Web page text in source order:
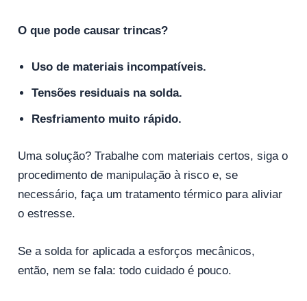
O que pode causar trincas?
Uso de materiais incompatíveis.
Tensões residuais na solda.
Resfriamento muito rápido.
Uma solução? Trabalhe com materiais certos, siga o
procedimento de manipulação à risco e, se
necessário, faça um tratamento térmico para aliviar
o estresse.
Se a solda for aplicada a esforços mecânicos,
então, nem se fala: todo cuidado é pouco.